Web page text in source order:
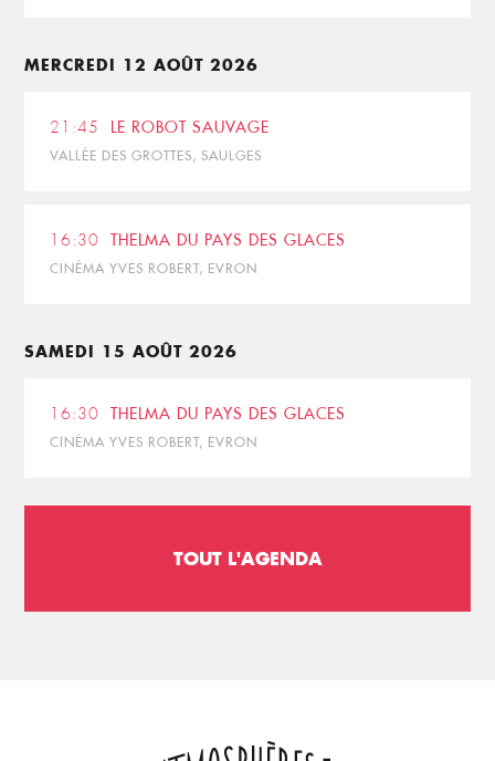
MERCREDI 12 AOÛT 2026
21:45 LE ROBOT SAUVAGE
VALLÉE DES GROTTES, SAULGES
16:30 THELMA DU PAYS DES GLACES
CINÉMA YVES ROBERT, EVRON
SAMEDI 15 AOÛT 2026
16:30 THELMA DU PAYS DES GLACES
CINÉMA YVES ROBERT, EVRON
TOUT L'AGENDA